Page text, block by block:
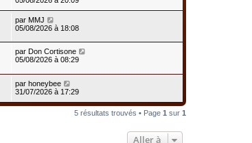
par MMJ
05/08/2026 à 18:08
par Don Cortisone
05/08/2026 à 08:29
par honeybee
31/07/2026 à 17:29
5 résultats trouvés • Page 1 sur 1
Aller à